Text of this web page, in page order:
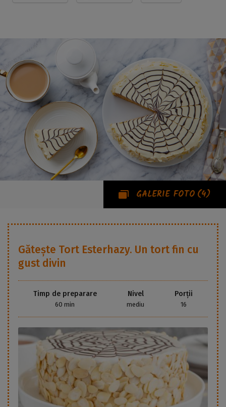
GALERIE FOTO (4)
Gătește Tort Esterhazy. Un tort fin cu
gust divin
Timp de preparare
60 min
Nivel
mediu
Porții
16